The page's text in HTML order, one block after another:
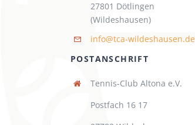
27801 Dötlingen
(Wildeshausen)
info@tca-wildeshausen.de
POSTANSCHRIFT
Tennis-Club Altona e.V.
Postfach 16 17